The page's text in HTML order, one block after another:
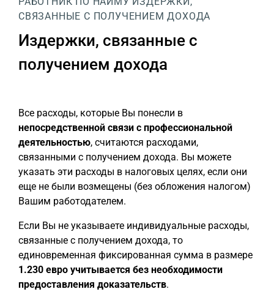
СВЯЗАННЫЕ С ПОЛУЧЕНИЕМ ДОХОДА
Издержки, связанные с
получением дохода
Все расходы, которые Вы понесли в
непосредственной связи с профессиональной
деятельностью, считаются расходами,
связанными с получением дохода. Вы можете
указать эти расходы в налоговых целях, если они
еще не были возмещены (без обложения налогом)
Вашим работодателем.
Если Вы не указываете индивидуальные расходы,
связанные с получением дохода, то
единовременная фиксированная сумма в размере
1.230 евро учитывается без необходимости
предоставления доказательств.